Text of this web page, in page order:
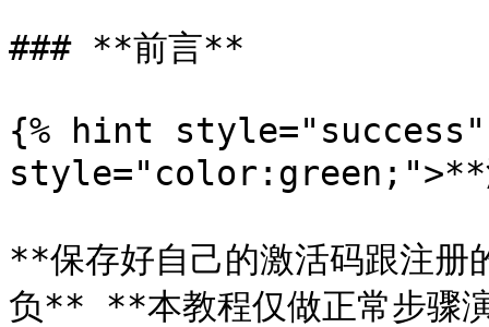
### **前言**
{% hint style="success"
style="color:green;">**
**保存好自己的激活码跟注
负** **本教程仅做正常步骤